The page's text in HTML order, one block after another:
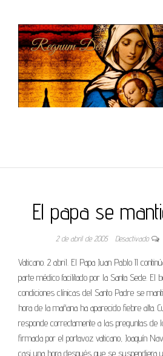
El papa se
2 de abril de 2005 Desactivado
Vaticano. 2 abril. El Papa Juan Pablo II
parte médico facilitado por la Santa Sede. El
condiciones clínicas del Santo Padre se
hora de la mañana ha aparecido fiebre alta.
responde correctamente a las preguntas de
firmada por el portavoz vaticano, Joaquín
casi una hora después que se suspendiera